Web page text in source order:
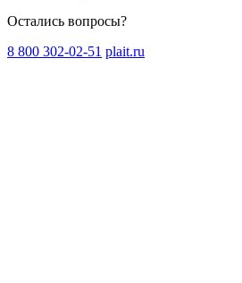
Остались вопросы?
8 800 302-02-51 plait.ru